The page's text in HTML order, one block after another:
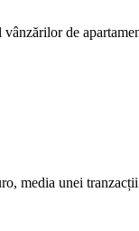
de
media unei